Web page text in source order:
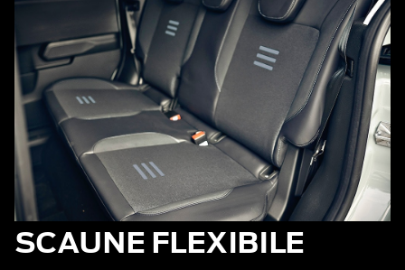
SCAUNE FLEXIBILE